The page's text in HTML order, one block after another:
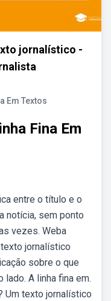
jornalístico -
Em Textos
Fina Em
entre o título e o
notícia, sem ponto
vezes. Weba
jornalístico
sobre o que
A linha fina em.
Um texto jornalístico